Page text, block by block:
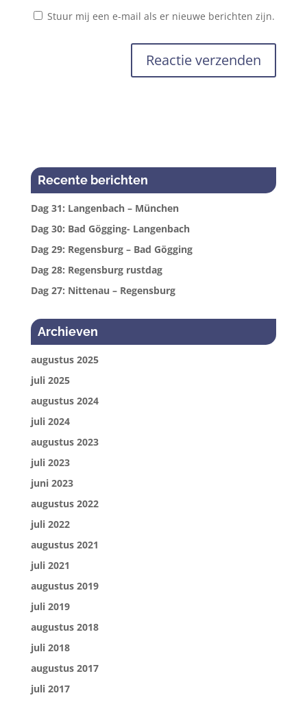
Stuur mij een e-mail als er nieuwe berichten zijn.
Recente berichten
Dag 31: Langenbach – München
Dag 30: Bad Gögging- Langenbach
Dag 29: Regensburg – Bad Gögging
Dag 28: Regensburg rustdag
Dag 27: Nittenau – Regensburg
Archieven
augustus 2025
juli 2025
augustus 2024
juli 2024
augustus 2023
juli 2023
juni 2023
augustus 2022
juli 2022
augustus 2021
juli 2021
augustus 2019
juli 2019
augustus 2018
juli 2018
augustus 2017
juli 2017